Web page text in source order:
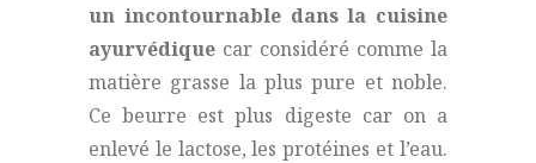
un incontournable dans la cuisine
ayurvédique car considéré comme la
matière grasse la plus pure et noble.
Ce beurre est plus digeste car on a
enlevé le lactose, les protéines et l’eau.